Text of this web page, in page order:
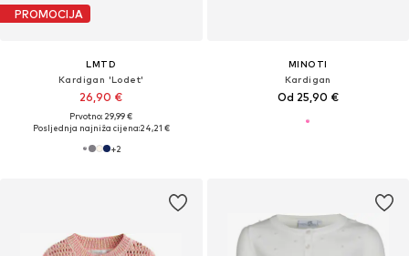
PROMOCIJA
LMTD
Kardigan 'Lodet'
26,90 €
Prvotno: 29,99 €
Posljednja najniža cijena:24,21 €
+2
MINOTI
Kardigan
Od 25,90 €